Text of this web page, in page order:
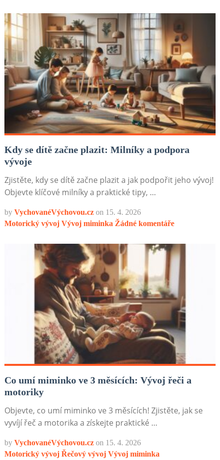
Kdy se dítě začne plazit: Milníky a podpora
vývoje
Zjistěte, kdy se dítě začne plazit a jak podpořit jeho vývoj!
Objevte klíčové milníky a praktické tipy, …
by VychovanéVýchovou.cz on 15. 4. 2026
Motorický vývoj Vývoj miminka Žádné komentáře
Co umí miminko ve 3 měsících: Vývoj řeči a
motoriky
Objevte, co umí miminko ve 3 měsících! Zjistěte, jak se
vyvíjí řeč a motorika a získejte praktické …
by VychovanéVýchovou.cz on 15. 4. 2026
Motorický vývoj Řečový vývoj Vývoj miminka